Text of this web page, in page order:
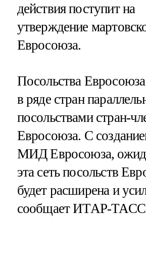
действия поступит на
утверждение
Евросоюза.
Посольства
в ряде стран
посольствами стран-
Евросоюза. С
МИД Евросоюза,
эта сеть посольств
будет расширена и
сообщает ИТАР-